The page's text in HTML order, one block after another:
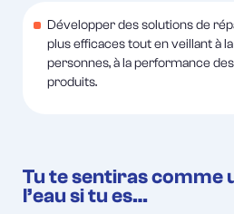
Développer des solutions de
plus efficaces tout en veillant à
personnes, à la performance
produits.
Tu te sentiras comme
l’eau si tu es…